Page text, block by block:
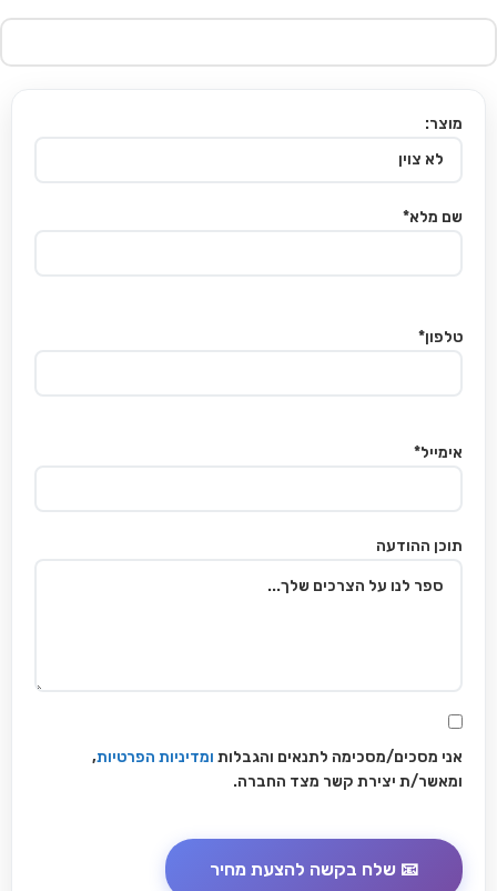
מוצר:
שם מלא*
טלפון*
אימייל*
תוכן ההודעה
אני מסכים/מסכימה לתנאים והגבלות ומדיניות הפרטיות,
ומאשר/ת יצירת קשר מצד החברה.